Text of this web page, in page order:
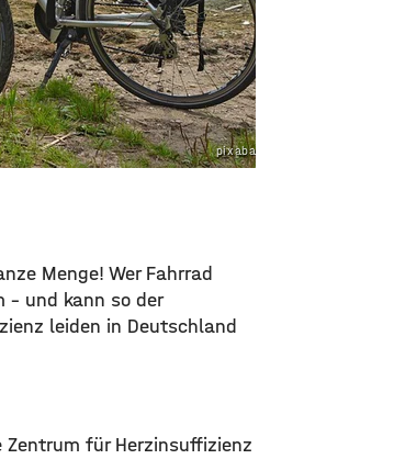
pixabay.com
Menge! Wer Fahrrad
und kann so der
leiden in Deutschland
Zentrum für Herzinsuffizienz